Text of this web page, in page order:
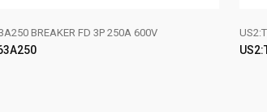
BREAKER FD 3P 250A 600V